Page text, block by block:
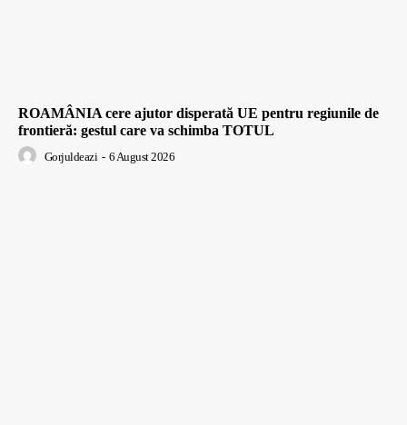
ROAMÂNIA cere ajutor disperată UE pentru regiunile de
frontieră: gestul care va schimba TOTUL
Gorjuldeazi - 6 August 2026